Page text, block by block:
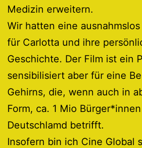
Medizin erweitern.
Wir hatten eine
für Carlotta und ihre
Geschichte. Der Film ist ein
sensibilisiert aber für eine
Gehirns, die, wenn auch in
Form, ca. 1 Mio
Deutschlamd betrifft.
Insofern bin ich Cine Global